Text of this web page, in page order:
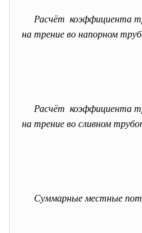
Расчёт коэффициента
на трение во напорном
Расчёт коэффициента
на трение во сливном
Суммарные местные